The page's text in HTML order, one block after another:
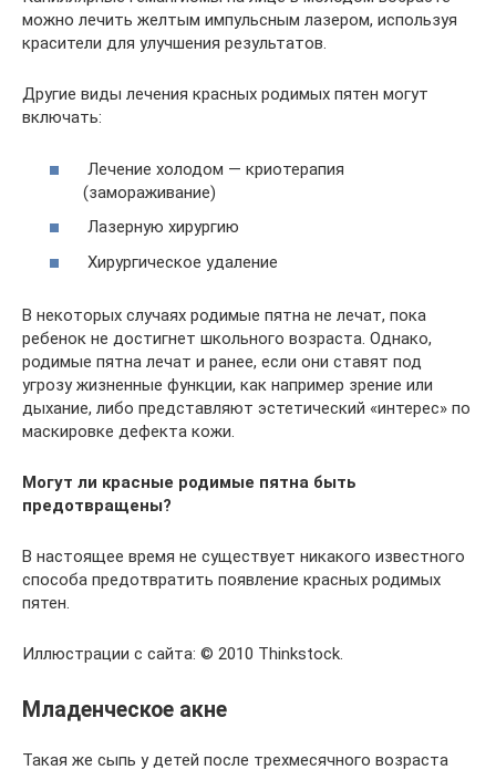
можно лечить желтым импульсным лазером, используя
красители для улучшения результатов.
Другие виды лечения красных родимых пятен могут
включать:
Лечение холодом — криотерапия
(замораживание)
Лазерную хирургию
Хирургическое удаление
В некоторых случаях родимые пятна не лечат, пока
ребенок не достигнет школьного возраста. Однако,
родимые пятна лечат и ранее, если они ставят под
угрозу жизненные функции, как например зрение или
дыхание, либо представляют эстетический «интерес» по
маскировке дефекта кожи.
Могут ли красные родимые пятна быть
предотвращены?
В настоящее время не существует никакого известного
способа предотвратить появление красных родимых
пятен.
Иллюстрации с сайта: © 2010 Thinkstock.
Младенческое акне
Такая же сыпь у детей после трехмесячного возраста